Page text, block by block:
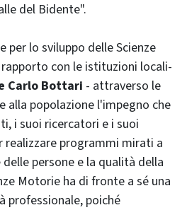
del Bidente".
lo sviluppo delle Scienze
con le istituzioni locali-
Carlo Bottari - attraverso le
alla popolazione l'impegno che
i suoi ricercatori e i suoi
programmi mirati a
persone e la qualità della
Motorie ha di fronte a sé una
professionale, poiché